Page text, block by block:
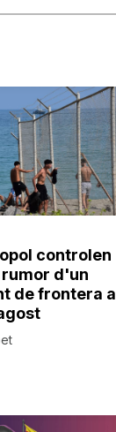
controlen
d'un
de frontera a